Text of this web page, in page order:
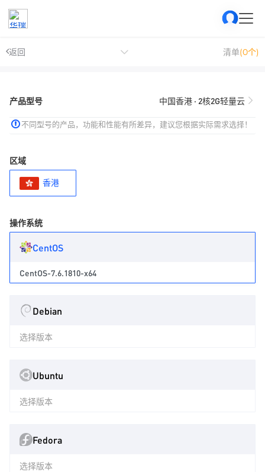
返回 清单(0个)
产品型号 中国香港 · 2核2G轻量云
不同型号的产品，功能和性能有所差异，建议您根据实际需求选择！
区域
香港
操作系统
CentOS
CentOS-7.6.1810-x64
Debian
选择版本
Ubuntu
选择版本
Fedora
选择版本